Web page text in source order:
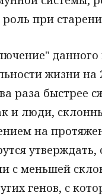
при
жизни на
раза быстрее
и люди,
на
утверждать,
с меньшей
генов, с